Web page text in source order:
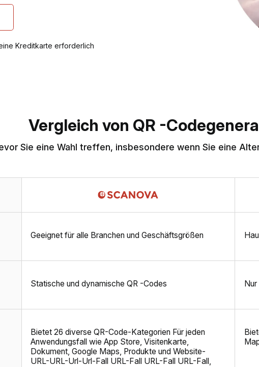
Kreditkarte erforderlich
Vergleich von QR -
Sie eine Wahl treffen, insbesondere wenn Sie eine
Geeignet für alle Branchen und Geschäftsgrößen
Statische und dynamische QR -Codes
Bietet 26 diverseQR-Code-Kategorien Für jeden
Anwendungsfall wie App Store, Visitenkarte,
Dokument, Google Maps, Produkte und Website-
URL-URL-Url-Url-Fall URL-Fall URL-Fall URL-Fall,